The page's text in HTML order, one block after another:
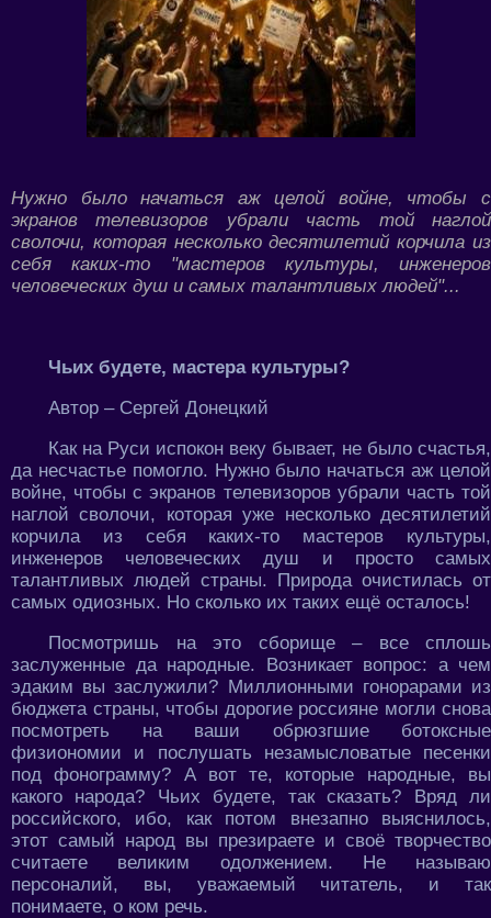
Нужно было начаться аж целой войне, чтобы с
экранов телевизоров убрали часть той наглой
сволочи, которая несколько десятилетий корчила из
себя каких-то "мастеров культуры, инженеров
человеческих душ и самых талантливых людей"...
Чьих будете, мастера культуры?
Автор – Сергей Донецкий
Как на Руси испокон веку бывает, не было счастья,
да несчастье помогло. Нужно было начаться аж целой
войне, чтобы с экранов телевизоров убрали часть той
наглой сволочи, которая уже несколько десятилетий
корчила из себя каких-то мастеров культуры,
инженеров человеческих душ и просто самых
талантливых людей страны. Природа очистилась от
самых одиозных. Но сколько их таких ещё осталось!
Посмотришь на это сборище – все сплошь
заслуженные да народные. Возникает вопрос: а чем
эдаким вы заслужили? Миллионными гонорарами из
бюджета страны, чтобы дорогие россияне могли снова
посмотреть на ваши обрюзгшие ботоксные
физиономии и послушать незамысловатые песенки
под фонограмму? А вот те, которые народные, вы
какого народа? Чьих будете, так сказать? Вряд ли
российского, ибо, как потом внезапно выяснилось,
этот самый народ вы презираете и своё творчество
считаете великим одолжением. Не называю
персоналий, вы, уважаемый читатель, и так
понимаете, о ком речь.